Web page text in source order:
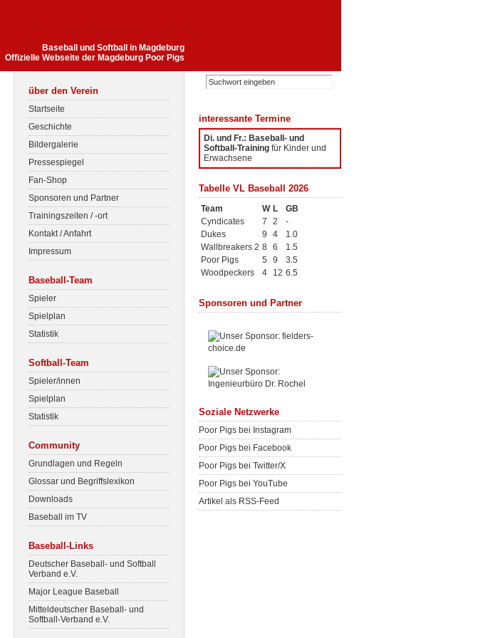
Baseball und Softball in Magdeburg
Offizielle Webseite der Magdeburg Poor Pigs
über den Verein
Startseite
Geschichte
Bildergalerie
Pressespiegel
Fan-Shop
Sponsoren und Partner
Trainingszeiten / -ort
Kontakt / Anfahrt
Impressum
Baseball-Team
Spieler
Spielplan
Statistik
Softball-Team
Spieler/innen
Spielplan
Statistik
Community
Grundlagen und Regeln
Glossar und Begriffslexikon
Downloads
Baseball im TV
Baseball-Links
Deutscher Baseball- und Softball
Verband e.V.
Major League Baseball
Mitteldeutscher Baseball- und
Softball-Verband e.V.
interessante Termine
Di. und Fr.: Baseball- und
Softball-Training für Kinder und
Erwachsene
Tabelle VL Baseball 2026
Team W L
GB
Cyndicates
7 2
-
Dukes
9 4
1.0
Wallbreakers 2 8 6
1.5
Poor Pigs
5 9
3.5
Woodpeckers
4 12 6.5
Sponsoren und Partner
Soziale Netzwerke
Poor Pigs bei Instagram
Poor Pigs bei Facebook
Poor Pigs bei Twitter/X
Poor Pigs bei YouTube
Artikel als RSS-Feed